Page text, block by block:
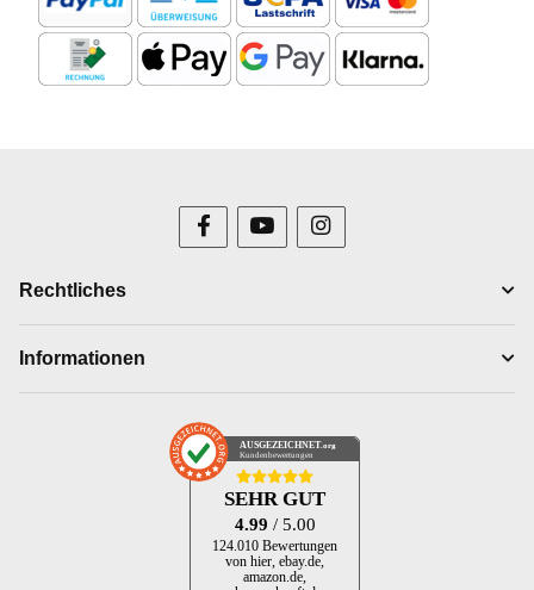
Rechtliches
Informationen
AUSGEZEICHNET .org
Kundenbewertungen
SEHR GUT
4.99 / 5.00
124.010 Bewertungen
von hier, ebay.de,
amazon.de,